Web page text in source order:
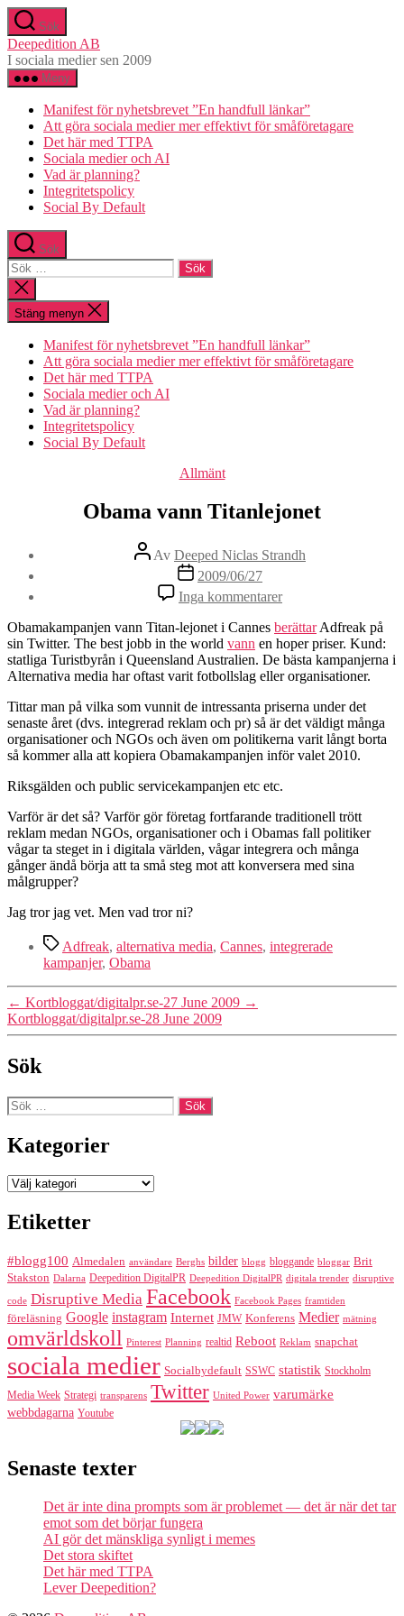
Hoppa
till
innehåll
Sök
Deepedition AB
I sociala medier sen 2009
Meny
Manifest för nyhetsbrevet ”En handfull länkar”
Att göra sociala medier mer effektivt för småföretagare
Det här med TTPA
Sociala medier och AI
Vad är planning?
Integritetspolicy
Social By Default
Sök
Sök
efter:
Stäng
sökningen
Stäng menyn
Manifest för nyhetsbrevet ”En handfull länkar”
Att göra sociala medier mer effektivt för småföretagare
Det här med TTPA
Sociala medier och AI
Vad är planning?
Integritetspolicy
Social By Default
Kategorier
Allmänt
Obama vann Titanlejonet
Inläggsförfattare
Av Deeped Niclas Strandh
Inläggsdatum
2009/06/27
Inga kommentarertill
Obama
vann
Titanlejonet
Obamakampanjen vann Titan-lejonet i Cannes berättarAdfreak på
sin Twitter. The best jobb in the world vann en hoper priser. Kund:
statliga Turistbyrån i Queensland Australien. De bästa kampanjerna i
Alternativa media har oftast varit fotbollslag eller organisationer.
Tittar man på vilka som vunnit de intressanta priserna under det
senaste året (dvs. integrerad reklam och pr) så är det väldigt många
organisationer och NGOs och även om politikerna varit långt borta
så kommer alla att kopiera Obamakampanjen inför valet 2010.
Riksgälden och public servicekampanjen etc etc.
Varför är det så? Varför gör företag fortfarande traditionell trött
reklam medan NGOs, organisationer och i Obamas fall politiker
vågar ta steget in i digitala världen, vågar integrera och många
gånger ändå börja att ta små steg mot att konversera med sina
målgrupper?
Jag tror jag vet. Men vad tror ni?
Etiketter
Adfreak, alternativa media, Cannes, integrerade
kampanjer, Obama
← Kortbloggat/digitalpr.se-27 June 2009 →
Kortbloggat/digitalpr.se-28 June 2009
Sök
Sök
efter:
Kategorier
Kategorier
Etiketter
#blogg100 Almedalen användare Berghs bilder blogg bloggande bloggar Brit
Stakston Dalarna Deepedition DigitalPR Deepedition DigitalPR digitala trender disruptive
code Disruptive Media Facebook Facebook Pages framtiden
föreläsning Google instagram Internet JMW Konferens Medier mätning
omvärldskoll Pinterest Planning realtid Reboot Reklam snapchat
sociala medier Socialbydefault SSWC statistik Stockholm
Media Week Strategi transparens Twitter United Power varumärke
webbdagarna Youtube
Senaste texter
Det är inte dina prompts som är problemet — det är när det tar
emot som det börjar fungera
AI gör det mänskliga synligt i memes
Det stora skiftet
Det här med TTPA
Lever Deepedition?